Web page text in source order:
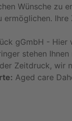
Wünsche zu
ermöglichen.
gGmbH - Hier
stehen
Zeitdruck, wir
Aged care